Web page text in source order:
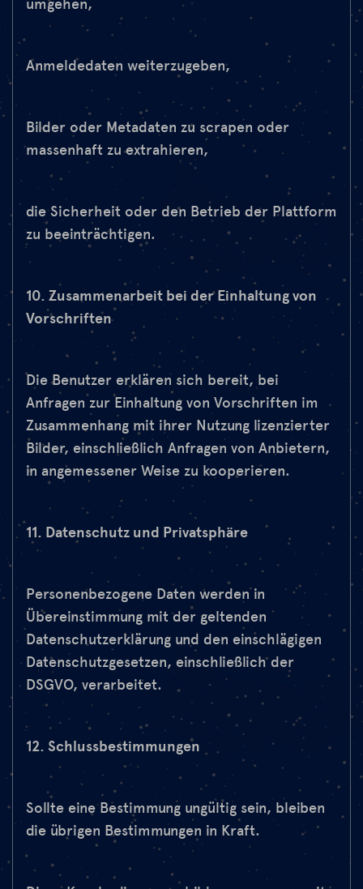
umgehen,
Anmeldedaten weiterzugeben,
Bilder oder Metadaten zu scrapen oder
massenhaft zu extrahieren,
die Sicherheit oder den Betrieb der Plattform
zu beeinträchtigen.
10. Zusammenarbeit bei der Einhaltung von
Vorschriften
Die Benutzer erklären sich bereit, bei
Anfragen zur Einhaltung von Vorschriften im
Zusammenhang mit ihrer Nutzung lizenzierter
Bilder, einschließlich Anfragen von Anbietern,
in angemessener Weise zu kooperieren.
11. Datenschutz und Privatsphäre
Personenbezogene Daten werden in
Übereinstimmung mit der geltenden
Datenschutzerklärung und den einschlägigen
Datenschutzgesetzen, einschließlich der
DSGVO, verarbeitet.
12. Schlussbestimmungen
Sollte eine Bestimmung ungültig sein, bleiben
die übrigen Bestimmungen in Kraft.